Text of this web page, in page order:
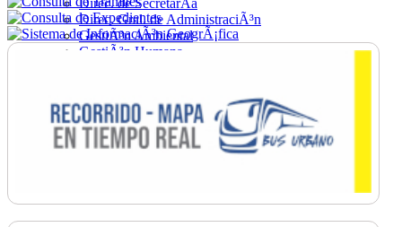
Direc. de SecretarÃ­a
Direc. Gral. de AdministraciÃ³n
GestiÃ³n Ambiental
GestiÃ³n Humana
Ordenamiento
PromociÃ³n Social
Salud
SecretarÃ­a General